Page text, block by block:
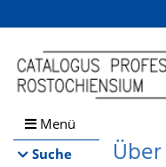
Browsen
direkt zum Inhalt
Menü
Suche